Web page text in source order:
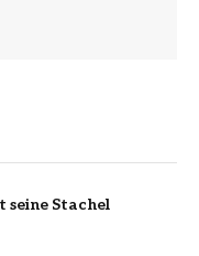
seine Stachel